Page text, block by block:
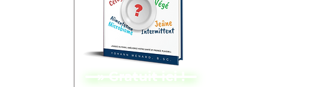
» Gratuit ici !